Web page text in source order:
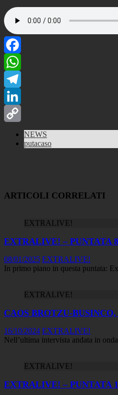
Facebook
WhatsApp
Telegram
LinkedIn
Link
NEWS
putacaso
ARTICOLI CORRELATI
EXTRALIVE!
EXTRALIVE! – PUNTATA
08/01/2025 EXTRALIVE!
In primo piano in questa puntata:
EXTRALIVE!
CAOS BROTZU-
16/10/2024 EXTRALIVE!
Nell’ultima intervista andata in
EXTRALIVE!
EXTRALIVE! – PUNTATA